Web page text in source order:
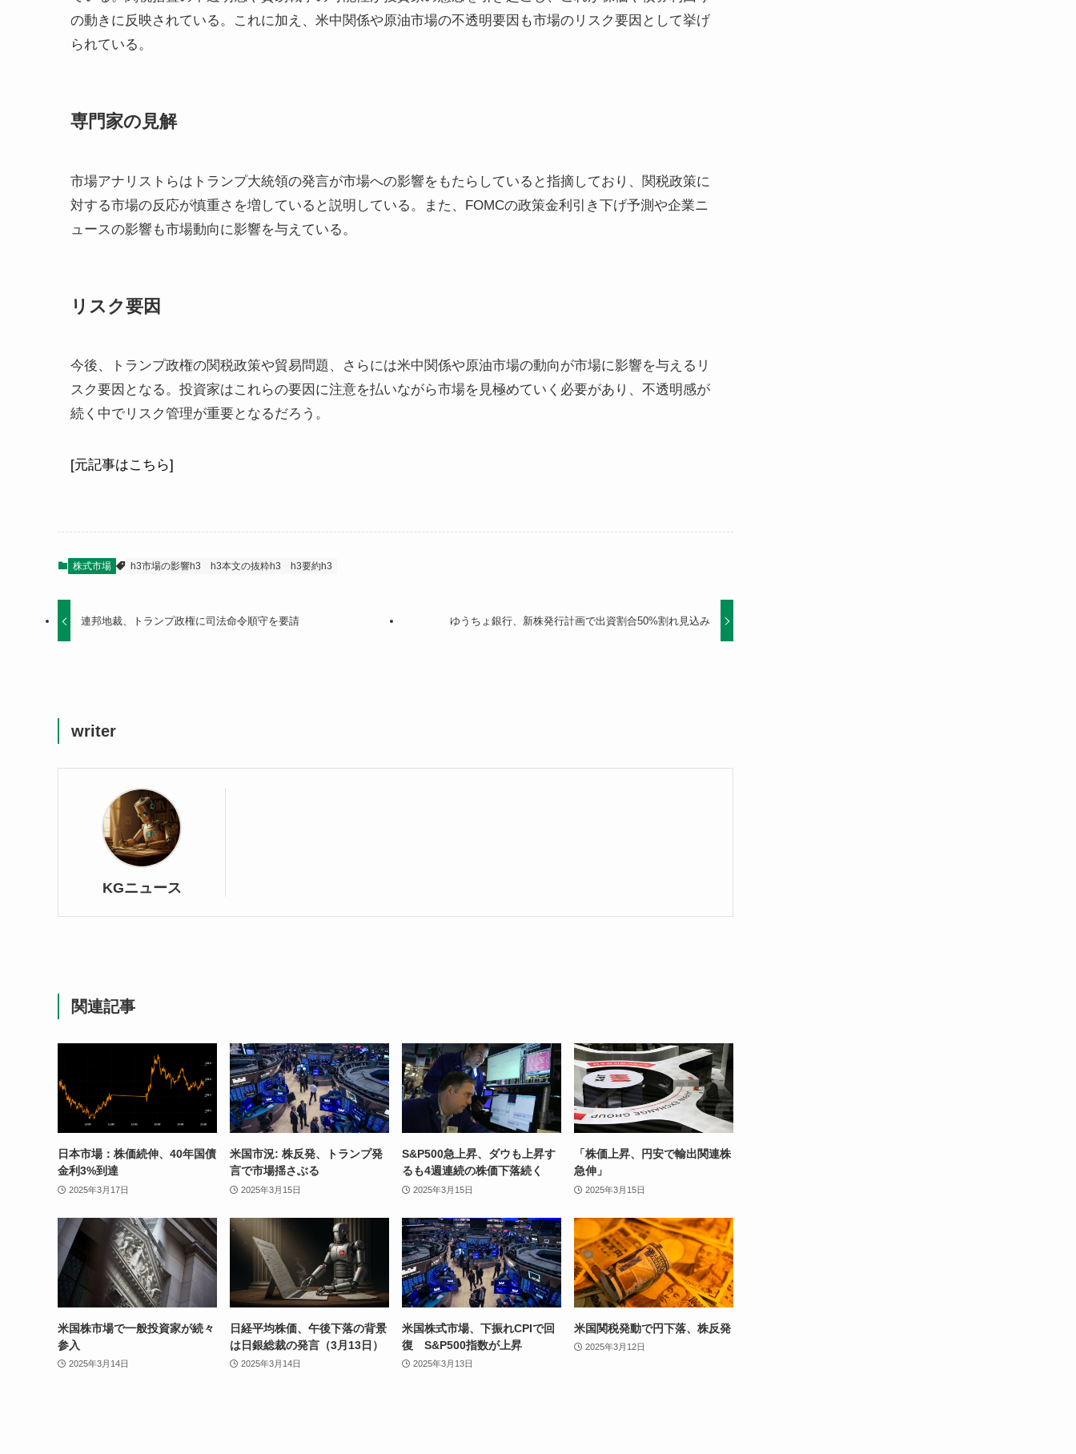
の動きに反映されている。これに加え、米中関係や原油市場の不透明要因も市場のリスク要因として挙げ
られている。
専門家の見解
市場アナリストらはトランプ大統領の発言が市場への影響をもたらしていると指摘しており、関税政策に
対する市場の反応が慎重さを増していると説明している。また、FOMCの政策金利引き下げ予測や企業ニ
ュースの影響も市場動向に影響を与えている。
リスク要因
今後、トランプ政権の関税政策や貿易問題、さらには米中関係や原油市場の動向が市場に影響を与えるリ
スク要因となる。投資家はこれらの要因に注意を払いながら市場を見極めていく必要があり、不透明感が
続く中でリスク管理が重要となるだろう。
[元記事はこちら]
株式市場 h3市場の影響h3 h3本文の抜粋h3 h3要約h3
連邦地裁、トランプ政権に司法命令順守を要請 ゆうちょ銀行、新株発行計画で出資割合50%割れ見込み
writer
KGニュース
関連記事
日本市場：株価続伸、40年国債
金利3%到達
2025年3月17日
米国市況: 株反発、トランプ発
言で市場揺さぶる
2025年3月15日
S&P500急上昇、ダウも上昇す
るも4週連続の株価下落続く
2025年3月15日
「株価上昇、円安で輸出関連株
急伸」
2025年3月15日
米国株市場で一般投資家が続々
参入
2025年3月14日
日経平均株価、午後下落の背景
は日銀総裁の発言（3月13日）
2025年3月14日
米国株式市場、下振れCPIで回
復 S&P500指数が上昇
2025年3月13日
米国関税発動で円下落、株反発
2025年3月12日